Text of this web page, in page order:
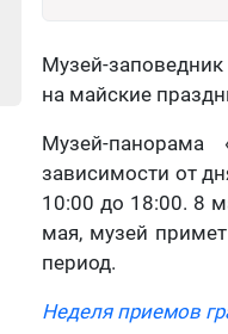
Музей-заповедник
на майские
Музей-панорама
зависимости от
10:00 до 18:00. 8
мая, музей
период.
Неделя приемов